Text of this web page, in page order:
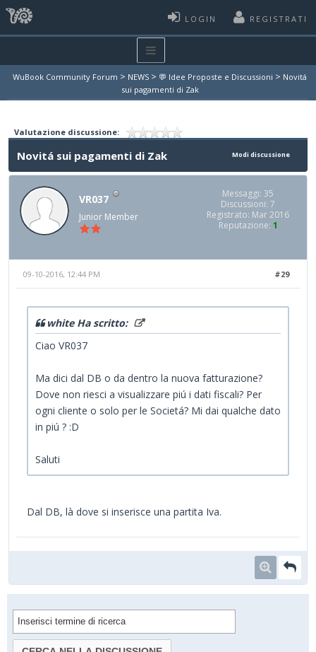
LOGIN REGISTRATI
WuBook Community Forum > NEWS > 💬 Idee Proposte e Discussioni > Novitá
sui pagamenti di Zak
Valutazione discussione:
Modi discussione
Novitá sui pagamenti di Zak
VR037
Junior Member
Messaggi: 35
Discussioni: 7
Registrato: Mar 2016
Reputazione: 1
#29
09-10-2016, 12:44 PM
white Ha scritto:
Ciao VR037
Ma dici dal DB o da dentro la nuova fatturazione?
Dove non riesci a visualizzare piú i dati fiscali? Per
ogni cliente o solo per le Societá? Mi dai qualche dato
in piú ? :D
Saluti
Dal DB, là dove si inserisce una partita Iva.